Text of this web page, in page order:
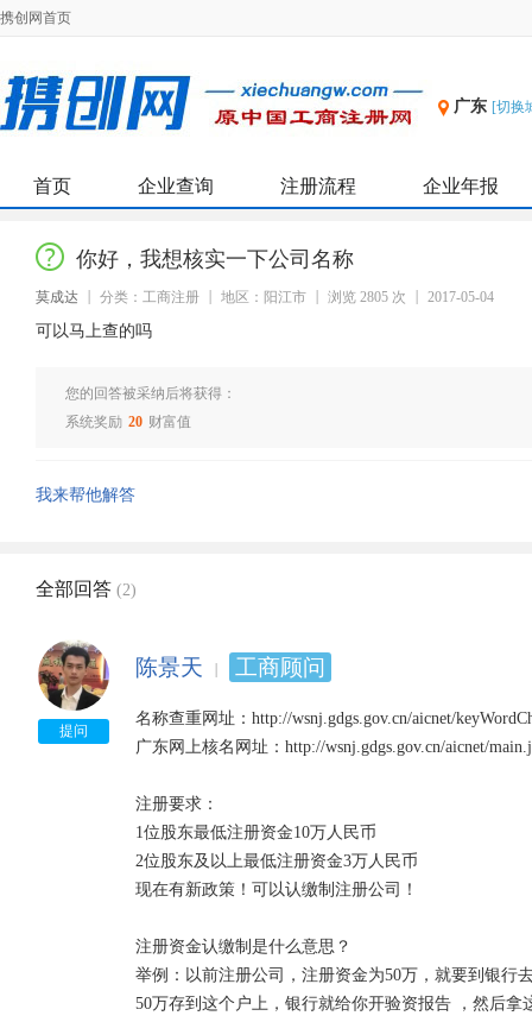
携创网首页
广东 [切换
首页 企业查询 注册流程 企业年报
你好，我想核实一下公司名称
莫成达 分类：工商注册 地区：阳江市 浏览 2805 次 2017-05-04
可以马上查的吗
您的回答被采纳后将获得：
系统奖励 20 财富值
我来帮他解答
全部回答 (2)
提问
陈景天 工商顾问
名称查重网址：http://wsnj.gdgs.gov.cn/aicnet/
广东网上核名网址：http://wsnj.gdgs.gov.cn/aicnet/
注册要求：
1位股东最低注册资金10万人民币
2位股东及以上最低注册资金3万人民币
现在有新政策！可以认缴制注册公司！
注册资金认缴制是什么意思？
举例：以前注册公司，注册资金为50万，就要到银行
50万存到这个户上，银行就给你开验资报告 ，然后